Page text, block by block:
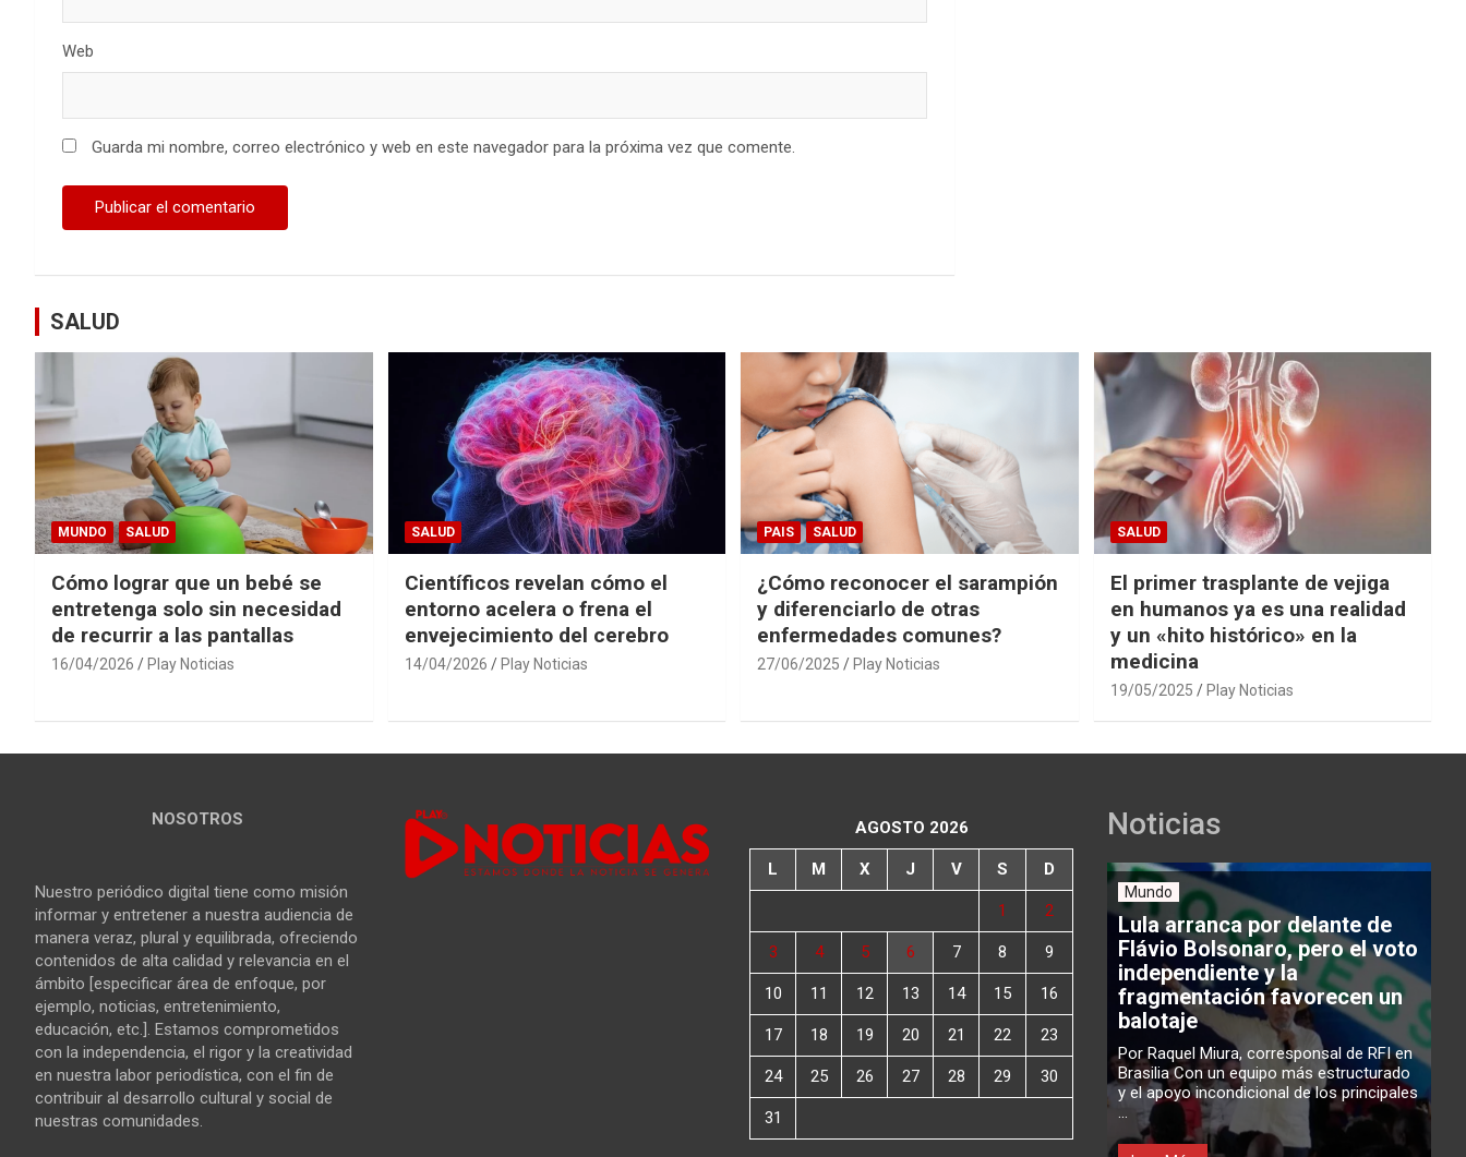
Web
Guarda mi nombre, correo electrónico y web en este navegador para la próxima vez que comente.
SALUD
MUNDO SALUD
Cómo lograr que un bebé se
entretenga solo sin necesidad
de recurrir a las pantallas
16/04/2026 Play Noticias
SALUD
Científicos revelan cómo el
entorno acelera o frena el
envejecimiento del cerebro
14/04/2026 Play Noticias
PAIS SALUD
¿Cómo reconocer el sarampión
y diferenciarlo de otras
enfermedades comunes?
27/06/2025 Play Noticias
SALUD
El primer trasplante de vejiga
en humanos ya es una realidad
y un «hito histórico» en la
medicina
19/05/2025 Play Noticias
NOSOTROS
Nuestro periódico digital tiene como misión
informar y entretener a nuestra audiencia de
manera veraz, plural y equilibrada, ofreciendo
contenidos de alta calidad y relevancia en el
ámbito [especificar área de enfoque, por
ejemplo, noticias, entretenimiento,
educación, etc.]. Estamos comprometidos
con la independencia, el rigor y la creatividad
en nuestra labor periodística, con el fin de
contribuir al desarrollo cultural y social de
nuestras comunidades.
AGOSTO 2026
L M X J V S D
1 2
3 4 5 6 7 8 9
10 11 12 13 14 15 16
17 18 19 20 21 22 23
24 25 26 27 28 29 30
31
Noticias
Mundo
Lula arranca por delante de
Flávio Bolsonaro, pero el voto
independiente y la
fragmentación favorecen un
balotaje
Por Raquel Miura, corresponsal de RFI en
Brasilia Con un equipo más estructurado
y el apoyo incondicional de los principales
...